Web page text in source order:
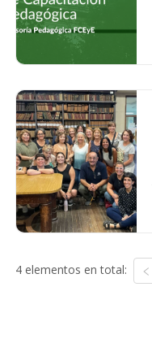
4 elementos en total: